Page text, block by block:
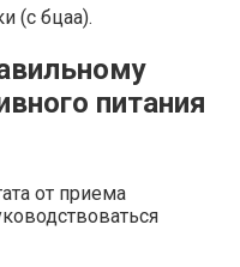
(с бцаа).
питания
от приема